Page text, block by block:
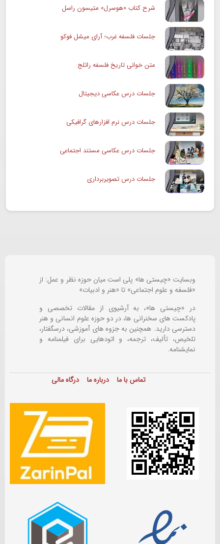
شرح کتاب «هوسرل» متیسون راسل
جلسات فلسفه غرب؛ آرای میشل فوکو
متن خوانی تاریخ فلسفه راتلج
جلسات درس عکاسی دیجیتال
جلسات درس نرم افزارهای گرافیکی
جلسات درس عکاسی مستند اجتماعی
جلسات درس تصویربرداری
وبسایت «چیستی ها» پلی است میان حوزه نظر و عمل: از
«فلسفه و علوم اجتماعی» تا «هنر و ادبیات»
در «چیستی ها»، به آرشیوی از مقالات تخصصی و
پادکست های سخنرانی ها، در دو حوزه علوم انسانی و هنر
دسترسی دارید. همچنین به جزوه های آموزشی، درسگفتار،
تلخیص، تألیف، ترجمه، و اتودهایی برایفیلمنامه و
نمایشنامه.
تماس با ما درباره ما درگاه مالی